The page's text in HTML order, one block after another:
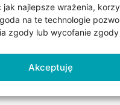
jak najlepsze wrażenia,
na te technologie
zgody lub wycofanie
Akceptuję
Parametry dostępnych
Diament laboratoryjny: 1